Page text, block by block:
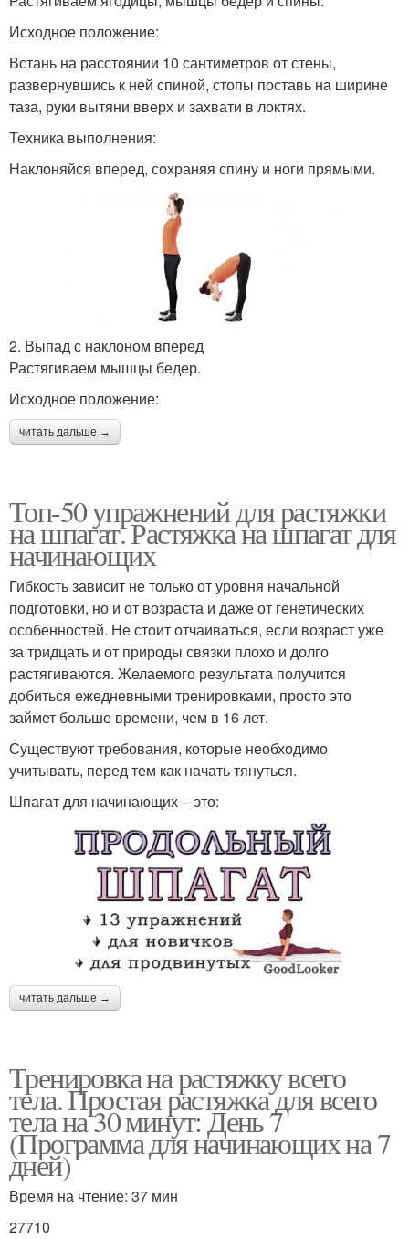
Исходное положение:
Встань на расстоянии 10 сантиметров от стены,
развернувшись к ней спиной, стопы поставь на ширине
таза, руки вытяни вверх и захвати в локтях.
Техника выполнения:
Наклоняйся вперед, сохраняя спину и ноги прямыми.
2. Выпад с наклоном вперед
Растягиваем мышцы бедер.
Исходное положение:
читать дальше →
Топ-50 упражнений для растяжки
на шпагат. Растяжка на шпагат для
начинающих
Гибкость зависит не только от уровня начальной
подготовки, но и от возраста и даже от генетических
особенностей. Не стоит отчаиваться, если возраст уже
за тридцать и от природы связки плохо и долго
растягиваются. Желаемого результата получится
добиться ежедневными тренировками, просто это
займет больше времени, чем в 16 лет.
Существуют требования, которые необходимо
учитывать, перед тем как начать тянуться.
Шпагат для начинающих – это:
читать дальше →
Тренировка на растяжку всего
тела. Простая растяжка для всего
тела на 30 минут: День 7
(Программа для начинающих на 7
дней)
Время на чтение: 37 мин
27710